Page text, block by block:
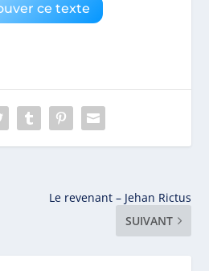
ce texte
Le revenant – Jehan Rictus
SUIVANT